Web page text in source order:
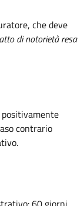
che deve
di notorietà resa
contrario